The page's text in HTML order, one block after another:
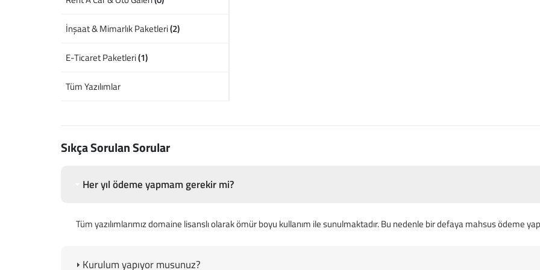
İnşaat & Mimarlık Paketleri(2)
E-Ticaret Paketleri(1)
Tüm Yazılımlar
Sıkça Sorulan Sorular
Her yıl ödeme yapmam gerekir mi?
Tüm yazılımlarımız domaine lisanslı olarak ömür boyu kullanım ile sunulmaktadır. Bu nedenle bir defaya mahsus ödeme
Kurulum yapıyor musunuz?